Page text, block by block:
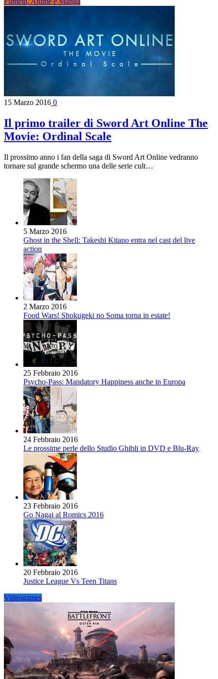
15 Marzo 2016 0
Il primo trailer di Sword Art Online The
Movie: Ordinal Scale
Il prossimo anno i fan della saga di Sword Art Online vedranno
tornare sul grande schermo una delle serie cult…
5 Marzo 2016
Ghost in the Shell: Takeshi Kitano entra nel cast del live
action
2 Marzo 2016
Food Wars! Shokugeki no Soma torna in estate!
25 Febbraio 2016
Psycho-Pass: Mandatory Happiness anche in Europa
24 Febbraio 2016
Le prossime perle dello Studio Ghibli in DVD e Blu-Ray
23 Febbraio 2016
Go Nagai al Romics 2016
20 Febbraio 2016
Justice League Vs Teen Titans
Videogames